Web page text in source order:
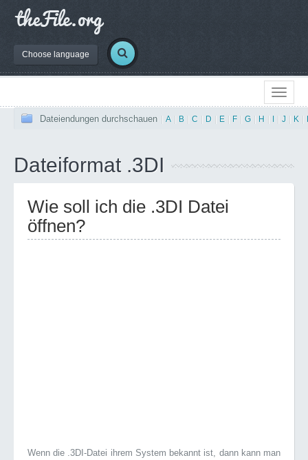
Choose language
Dateiendungen durchschauen A B C D E F G H J K
Dateiformat .3DI
Wie soll ich die .3DI Datei
öffnen?
Wenn die .3DI-Datei ihrem System bekannt ist, dann kann man